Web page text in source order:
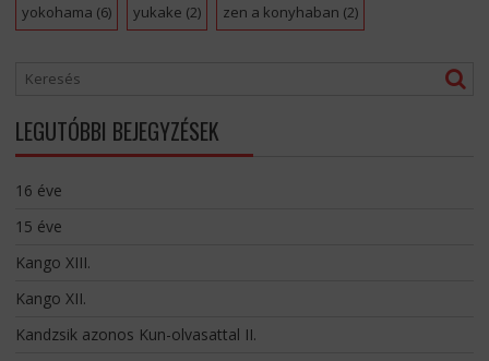
yokohama (6) yukake (2) zen a konyhaban (2)
LEGUTÓBBI BEJEGYZÉSEK
16 éve
15 éve
Kango XIII.
Kango XII.
Kandzsik azonos Kun-olvasattal II.